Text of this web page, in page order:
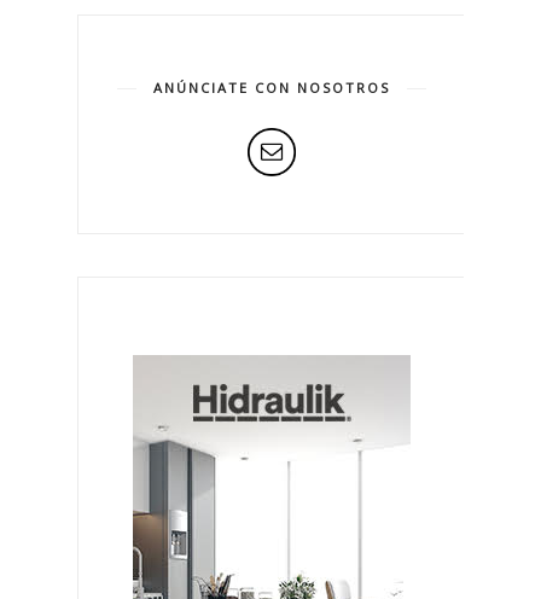
ANÚNCIATE CON NOSOTROS